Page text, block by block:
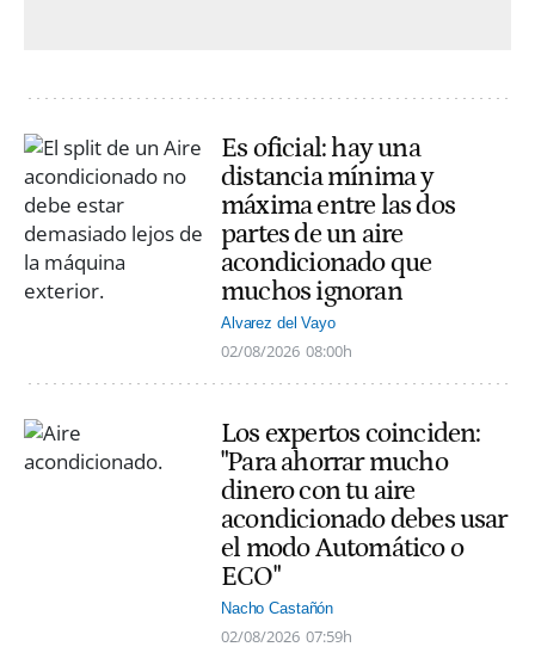
Es oficial: hay una
distancia mínima y
máxima entre las dos
partes de un aire
acondicionado que
muchos ignoran
Alvarez del Vayo
02/08/2026 08:00h
Los expertos coinciden:
"Para ahorrar mucho
dinero con tu aire
acondicionado debes usar
el modo Automático o
ECO"
Nacho Castañón
02/08/2026 07:59h